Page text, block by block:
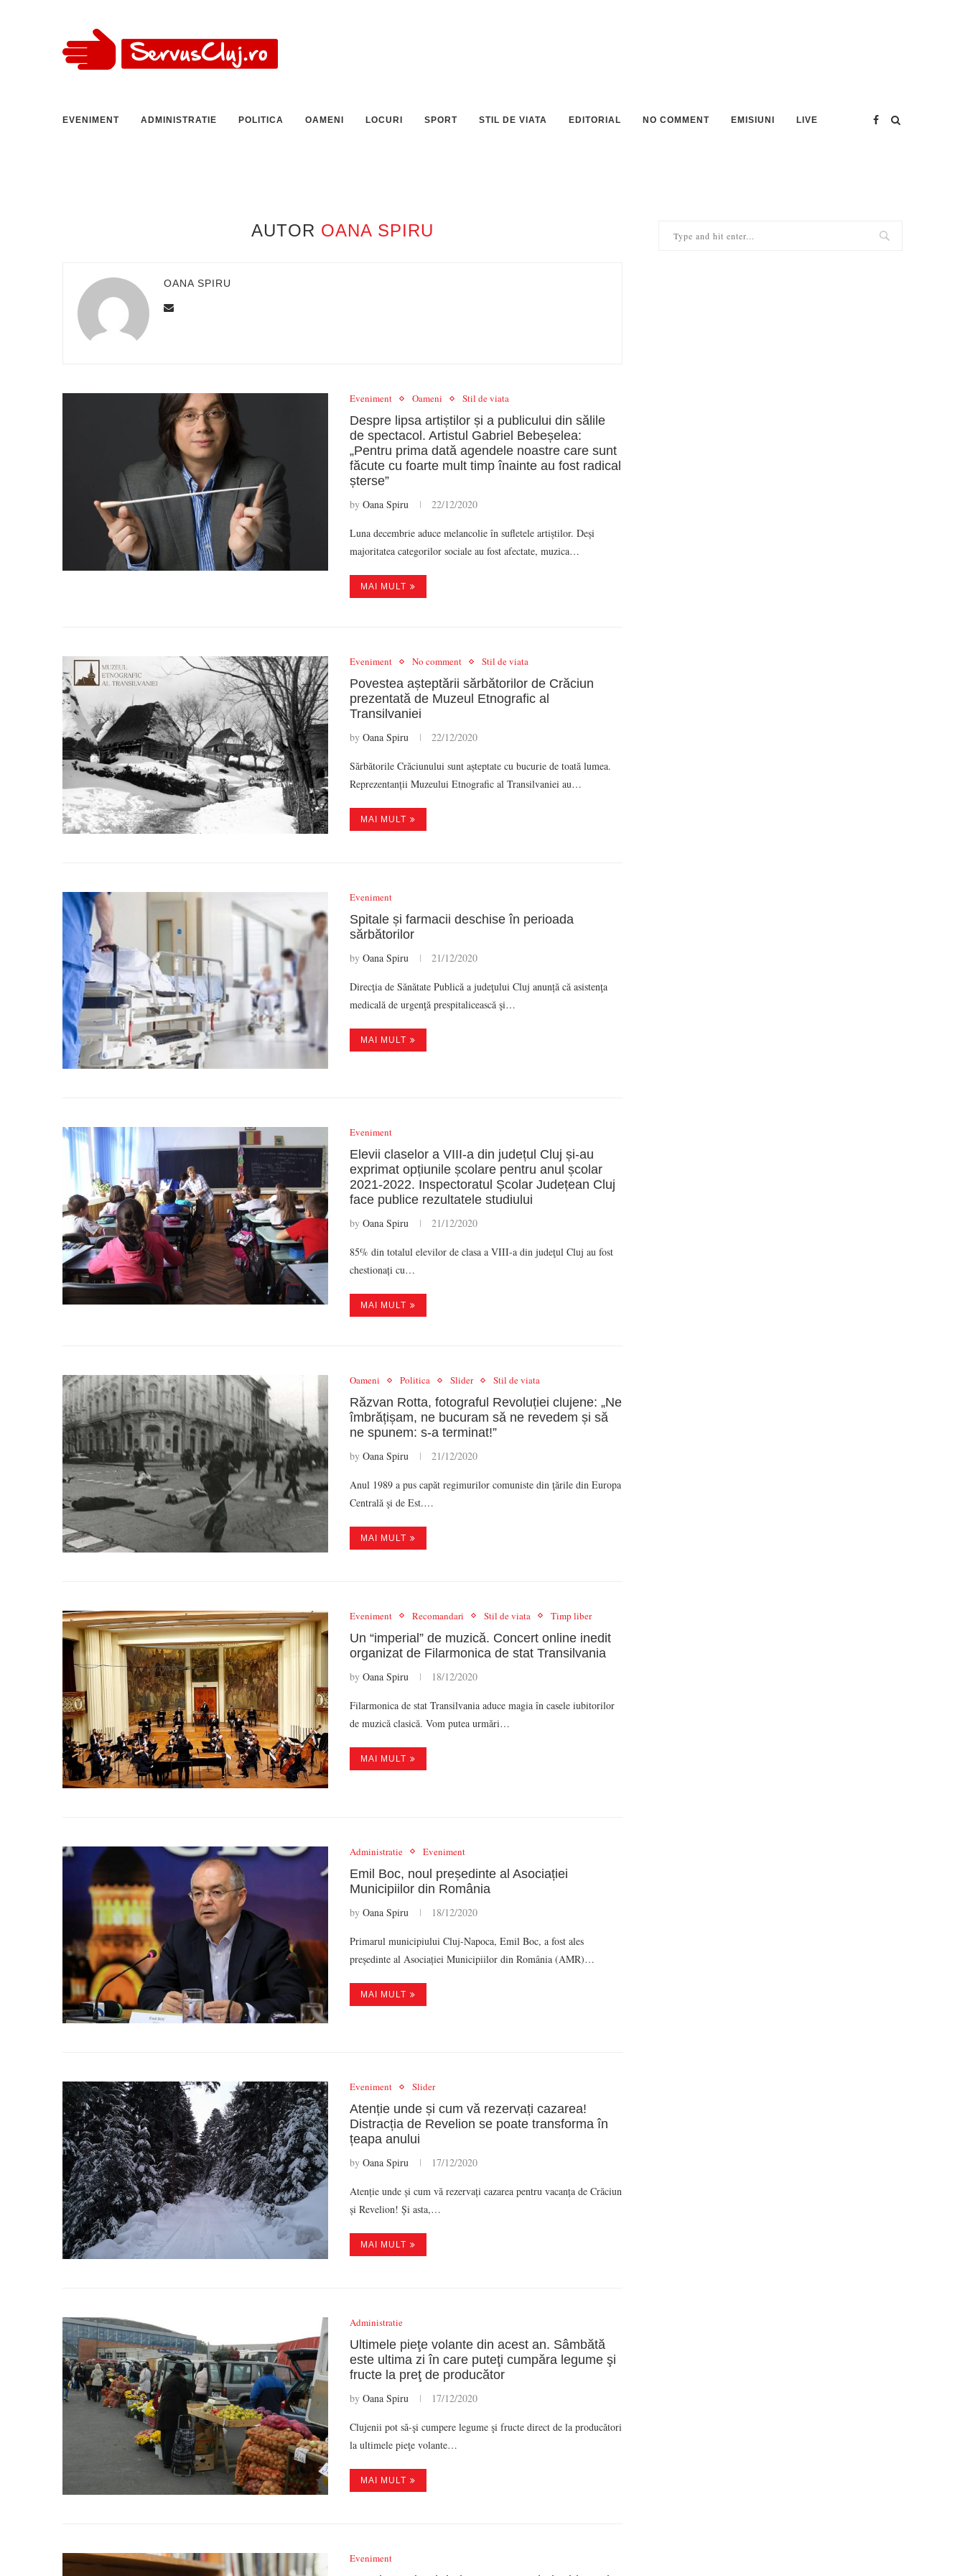
EVENIMENT ADMINISTRATIE POLITICA OAMENI LOCURI SPORT STIL DE VIATA EDITORIAL NO COMMENT EMISIUNI LIVE
AUTOR OANA SPIRU
OANA SPIRU
Eveniment Oameni Stil de viata
Despre lipsa artiștilor și a publicului din sălile
de spectacol. Artistul Gabriel Bebeșelea:
„Pentru prima dată agendele noastre care sunt
făcute cu foarte mult timp înainte au fost radical
șterse”
by Oana Spiru 22/12/2020
Luna decembrie aduce melancolie în sufletele artiștilor. Deși
majoritatea categorilor sociale au fost afectate, muzica…
MAI MULT
Eveniment No comment Stil de viata
Povestea așteptării sărbătorilor de Crăciun
prezentată de Muzeul Etnografic al
Transilvaniei
by Oana Spiru 22/12/2020
Sărbătorile Crăciunului sunt așteptate cu bucurie de toată lumea.
Reprezentanții Muzeului Etnografic al Transilvaniei au…
MAI MULT
Eveniment
Spitale și farmacii deschise în perioada
sărbătorilor
by Oana Spiru 21/12/2020
Direcţia de Sănătate Publică a judeţului Cluj anunță că asistenţa
medicală de urgenţă prespitalicească şi…
MAI MULT
Eveniment
Elevii claselor a VIII-a din județul Cluj și-au
exprimat opțiunile școlare pentru anul școlar
2021-2022. Inspectoratul Școlar Județean Cluj
face publice rezultatele studiului
by Oana Spiru 21/12/2020
85% din totalul elevilor de clasa a VIII-a din judeţul Cluj au fost
chestionați cu…
MAI MULT
Oameni Politica Slider Stil de viata
Răzvan Rotta, fotograful Revoluției clujene: „Ne
îmbrățișam, ne bucuram să ne revedem și să
ne spunem: s-a terminat!”
by Oana Spiru 21/12/2020
Anul 1989 a pus capăt regimurilor comuniste din ţările din Europa
Centrală şi de Est.…
MAI MULT
Eveniment Recomandari Stil de viata Timp liber
Un “imperial” de muzică. Concert online inedit
organizat de Filarmonica de stat Transilvania
by Oana Spiru 18/12/2020
Filarmonica de stat Transilvania aduce magia în casele iubitorilor
de muzică clasică. Vom putea urmări…
MAI MULT
Administratie Eveniment
Emil Boc, noul președinte al Asociației
Municipiilor din România
by Oana Spiru 18/12/2020
Primarul municipiului Cluj-Napoca, Emil Boc, a fost ales
președinte al Asociației Municipiilor din România (AMR)…
MAI MULT
Eveniment Slider
Atenție unde și cum vă rezervați cazarea!
Distracția de Revelion se poate transforma în
țeapa anului
by Oana Spiru 17/12/2020
Atenție unde și cum vă rezervați cazarea pentru vacanța de Crăciun
și Revelion! Și asta,…
MAI MULT
Administratie
Ultimele pieţe volante din acest an. Sâmbătă
este ultima zi în care puteţi cumpăra legume şi
fructe la preţ de producător
by Oana Spiru 17/12/2020
Clujenii pot să-şi cumpere legume şi fructe direct de la producători
la ultimele pieţe volante…
MAI MULT
Eveniment